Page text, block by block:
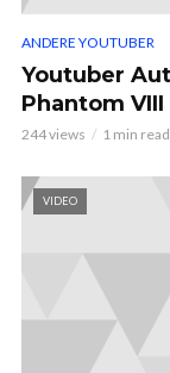
ANDERE YOUTUBER
Youtuber
Phantom
244 views 1 min read
VIDEO